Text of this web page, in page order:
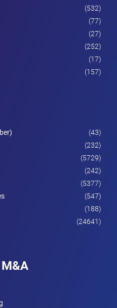
(532)
(77)
(27)
(252)
(17)
(157)
(43)
(232)
(5729)
(242)
(5377)
(547)
(188)
(24641)